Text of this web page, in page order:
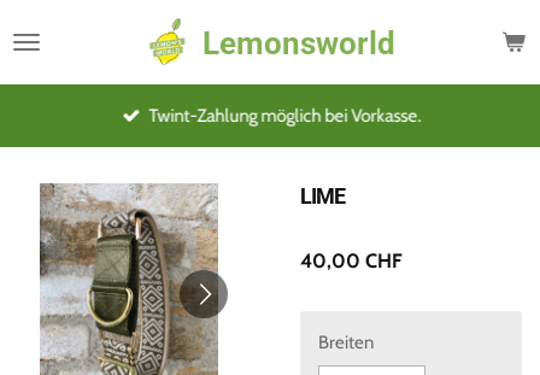
Hauptinhalt
Lemonsworld
Twint-Zahlung möglich bei Vorkasse.
LIME
40,00 CHF
Breiten